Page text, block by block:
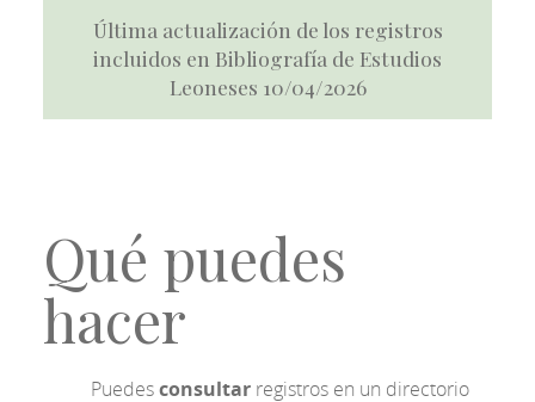
Última actualización de los registros
incluidos en Bibliografía de Estudios
Leoneses 10/04/2026
Qué puedes
hacer
Puedesconsultar registros en un directorio